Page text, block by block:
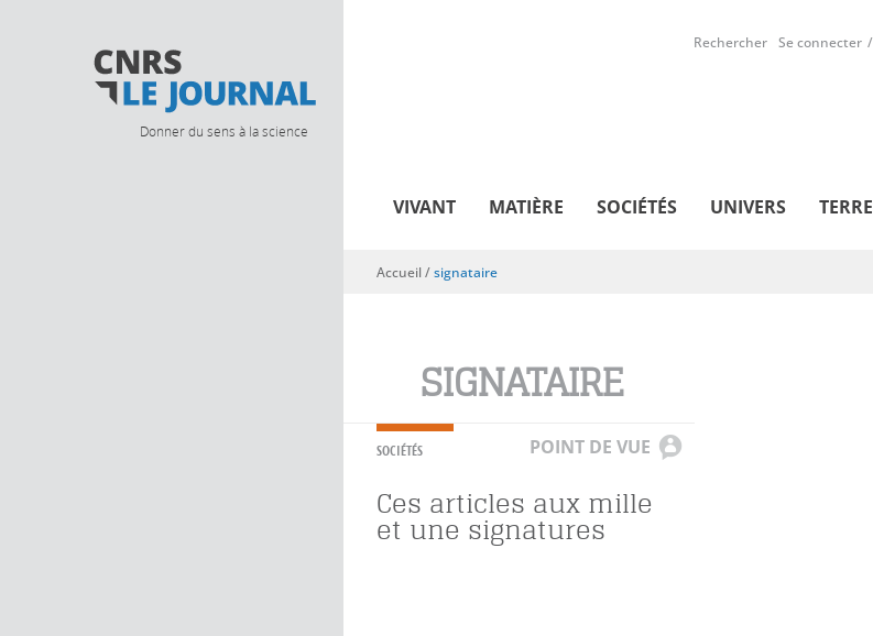
Donner du sens à la science
Rechercher Se connecter
VIVANT MATIÈRE SOCIÉTÉS UNIVERS TERRE
Vous êtes ici
Accueil/signataire
SIGNATAIRE
SOCIÉTÉS POINT DE VUE
Ces articles aux mille
et une signatures